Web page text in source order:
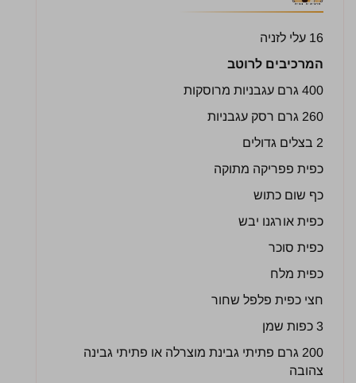
16 עלי לזניה
המרכיבים לרוטב
400 גרם עגבניות מרוסקות
260 גרם רסק עגבניות
2 בצלים גדולים
כפית פפריקה מתוקה
כף שום כתוש
כפית אורגנו יבש
כפית סוכר
כפית מלח
חצי כפית פלפל שחור
3 כפות שמן
200 גרם פתיתי גבינת מוצרלה או פתיתי גבינה
צהובה